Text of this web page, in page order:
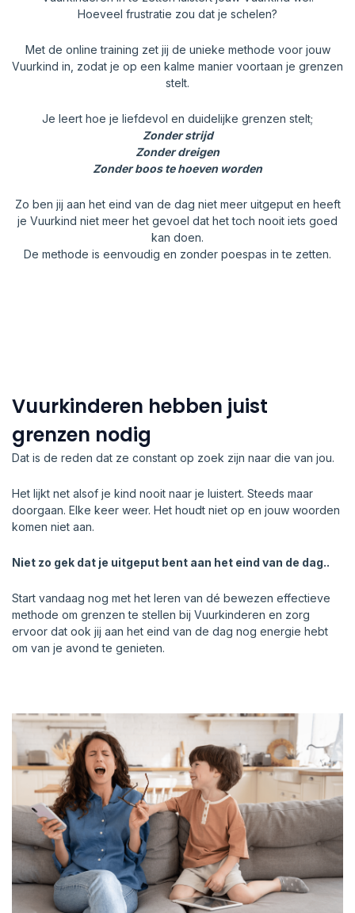
Hoeveel frustratie zou dat je schelen?
Met de online training zet jij de unieke methode voor jouw
Vuurkind in, zodat je op een kalme manier voortaan je grenzen
stelt.
Je leert hoe je liefdevol en duidelijke grenzen stelt;
Zonder strijd
Zonder dreigen
Zonder boos te hoeven worden
Zo ben jij aan het eind van de dag niet meer uitgeput en heeft
je Vuurkind niet meer het gevoel dat het toch nooit iets goed
kan doen.
De methode is eenvoudig en zonder poespas in te zetten.
Vuurkinderen hebben juist
grenzen nodig
Dat is de reden dat ze constant op zoek zijn naar die van jou.
Het lijkt net alsof je kind nooit naar je luistert. Steeds maar
doorgaan. Elke keer weer. Het houdt niet op en jouw woorden
komen niet aan.
Niet zo gek dat je uitgeput bent aan het eind van de dag..
Start vandaag nog met het leren van dé bewezen effectieve
methode om grenzen te stellen bij Vuurkinderen en zorg
ervoor dat ook jij aan het eind van de dag nog energie hebt
om van je avond te genieten.